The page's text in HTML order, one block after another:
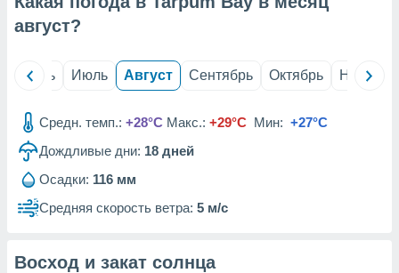
из
данных
август?
Июнь Июль Август Сентябрь Октябрь Ноябрь
Средн. темп.: +28°C Макс.: +29°C Мин: +27°C
Дождливые дни: 18 дней
Осадки: 116 мм
Средняя скорость ветра: 5 м/с
Восход и закат солнца